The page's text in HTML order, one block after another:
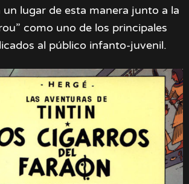
un lugar de esta manera junto a la
como uno de los principales
al público infanto-juvenil.